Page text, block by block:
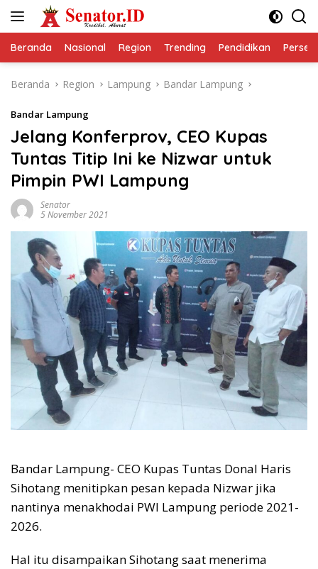
Beranda Nasional Region Trending Pendidikan
Beranda Region Lampung Bandar Lampung
Bandar Lampung
Jelang Konferprov, CEO Kupas
Tuntas Titip Ini ke Nizwar untuk
Pimpin PWI Lampung
Senator
5 November 2021
Bandar Lampung- CEO Kupas Tuntas Donal Haris
Sihotang menitipkan pesan kepada Nizwar jika
nantinya menakhodai PWI Lampung periode 2021-
2026.
Hal itu disampaikan Sihotang saat menerima